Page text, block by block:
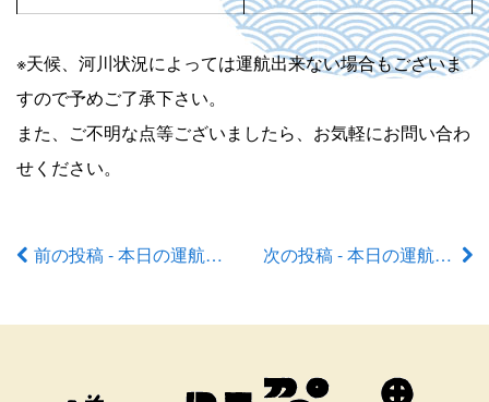
※天候、河川状況によっては運航出来ない場合もございま
すので予めご了承下さい。
また、ご不明な点等ございましたら、お気軽にお問い合わ
せください。
前前の投稿 - 本日の運航状況 次の投稿 - 本日の運航状況